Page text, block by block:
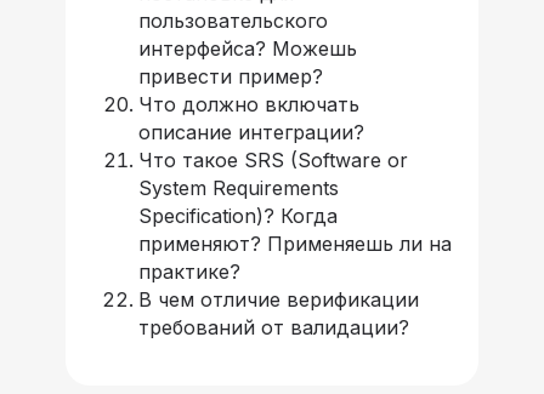
пользовательского
интерфейса? Можешь
привести пример?
Что должно включать
описание интеграции?
Что такое SRS (Software or
System Requirements
Specification)? Когда
применяют? Применяешь ли на
практике?
В чем отличие верификации
требований от валидации?